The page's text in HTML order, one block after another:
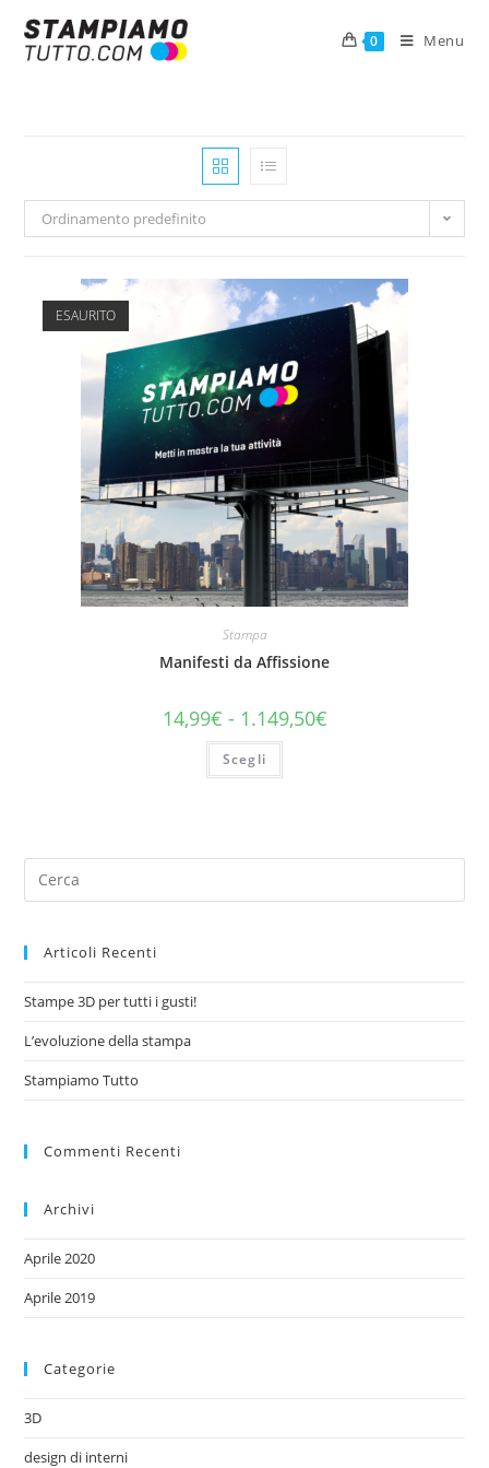
0 Menu
Ordinamento predefinito
ESAURITO
Stampa
Manifesti da Affissione
14,99€ - 1.149,50€
Scegli
Articoli Recenti
Stampe 3D per tutti i gusti!
L’evoluzione della stampa
Stampiamo Tutto
Commenti Recenti
Archivi
Aprile 2020
Aprile 2019
Categorie
3D
design di interni